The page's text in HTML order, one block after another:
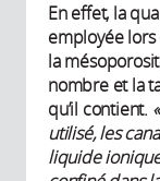
En effet, la
employée
la
nombre et la
qu’il contient.
utilisé, les
liquide